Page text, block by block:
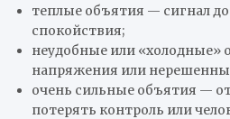
теплые объятия — сигнал
спокойствия;
неудобные или «холодные»
напряжения или
очень сильные объятия —
потерять контроль или